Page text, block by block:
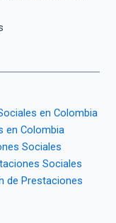
en Colombia
en Colombia
Sociales
Sociales
de Prestaciones